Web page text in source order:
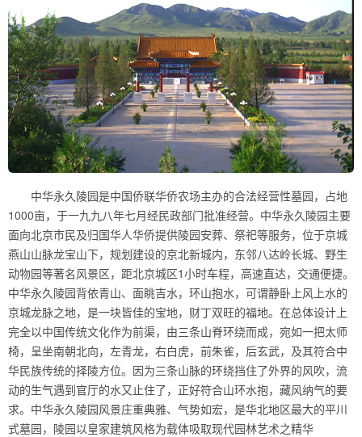
中华永久陵园是中国侨联华侨农场主办的合法经营性墓园，占地
1000亩，于一九九八年七月经民政部门批准经营。中华永久陵园主要
面向北京市民及归国华人华侨提供陵园安葬、祭祀等服务，位于京城
燕山山脉龙宝山下，规划建设的京北新城内，东邻八达岭长城、野生
动物园等著名风景区，距北京城区1小时车程，高速直达，交通便捷。
中华永久陵园背依青山、面眺吉水，环山抱水，可谓静卧上风上水的
京城龙脉之地，是一块皆佳的宝地，财丁双旺的福地。在总体设计上
完全以中国传统文化作为前渠，由三条山脊环绕而成，宛如一把太师
椅，呈坐南朝北向，左青龙，右白虎，前朱雀，后玄武，及其符合中
华民族传统的择陵方位。因为三条山脉的环绕挡住了外界的风吹，流
动的生气遇到官厅的水又止住了，正好符合山环水抱，藏风纳气的要
求。中华永久陵园风景庄重典雅、气势如宏，是华北地区最大的平川
式墓园，陵园以皇家建筑风格为载体吸取现代园林艺术之精华